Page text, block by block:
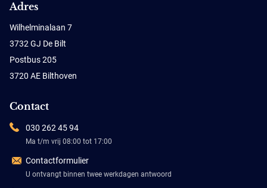
Adres
Wilhelminalaan 7
3732 GJ De Bilt
Postbus 205
3720 AE Bilthoven
Contact
030 262 45 94
Ma t/m vrij 08:00 tot 17:00
Contactformulier
U ontvangt binnen twee werkdagen antwoord